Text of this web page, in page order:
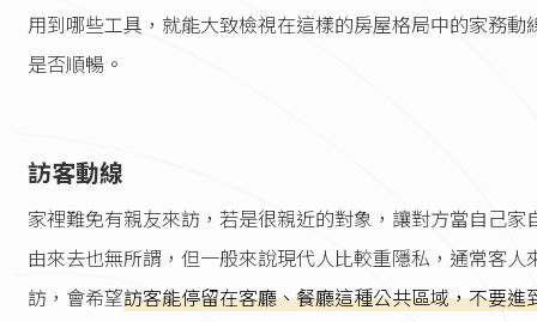
用到哪些工具，就能大致檢視在這樣的房屋格局中的家務動
是否順暢。
訪客動線
家裡難免有親友來訪，若是很親近的對象，讓對方當自己家
由來去也無所謂，但一般來說現代人比較重隱私，通常客人
訪，會希望訪客能停留在客廳、餐廳這種公共區域，不要進